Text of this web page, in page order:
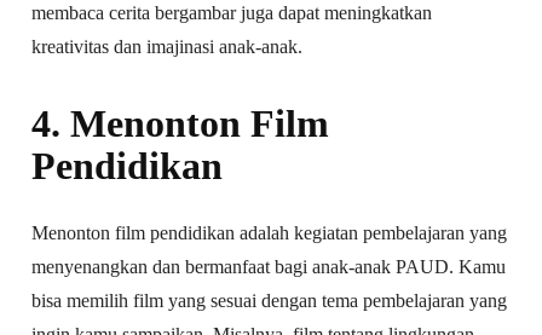
membaca cerita bergambar juga dapat meningkatkan
kreativitas dan imajinasi anak-anak.
4. Menonton Film
Pendidikan
Menonton film pendidikan adalah kegiatan pembelajaran yang
menyenangkan dan bermanfaat bagi anak-anak PAUD. Kamu
bisa memilih film yang sesuai dengan tema pembelajaran yang